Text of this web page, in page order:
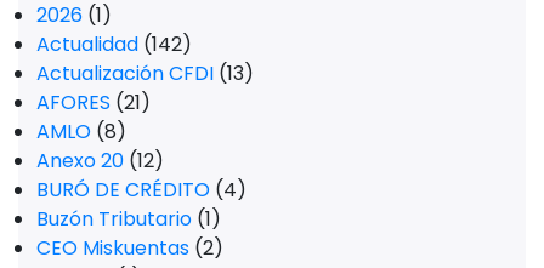
2026 (1)
Actualidad (142)
Actualización CFDI (13)
AFORES (21)
AMLO (8)
Anexo 20 (12)
BURÓ DE CRÉDITO (4)
Buzón Tributario (1)
CEO Miskuentas (2)